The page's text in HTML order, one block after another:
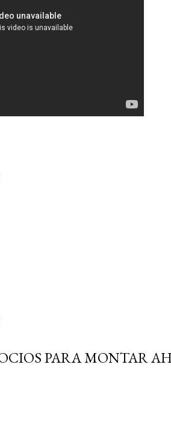
PARA MONTAR